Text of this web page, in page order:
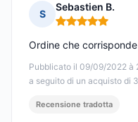
S
Sebastien B.
Nota: 5 su 5
Pubblicato il 09/09/2022 à
a seguito di un acquisto di
Ordine che
Recensione tradotta